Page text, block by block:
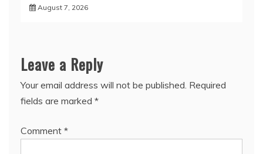
August 7, 2026
Leave a Reply
Your email address will not be published. Required
fields are marked *
Comment *